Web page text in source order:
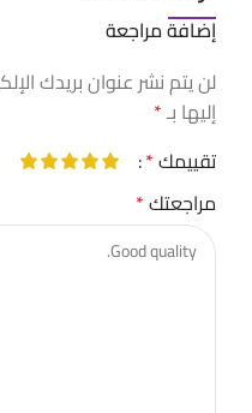
إضافة مراجعة
لن يتم نشر عنوان بريدك
إليها بـ*
تقييمك*
مراجعتك*